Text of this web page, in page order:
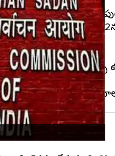
ఈసీ ప్రకటించింది.
ఓట్ల లెక్కింపు మార్చి
వస్తుంది.
సమర్పించాల్సి
పరిశీలన